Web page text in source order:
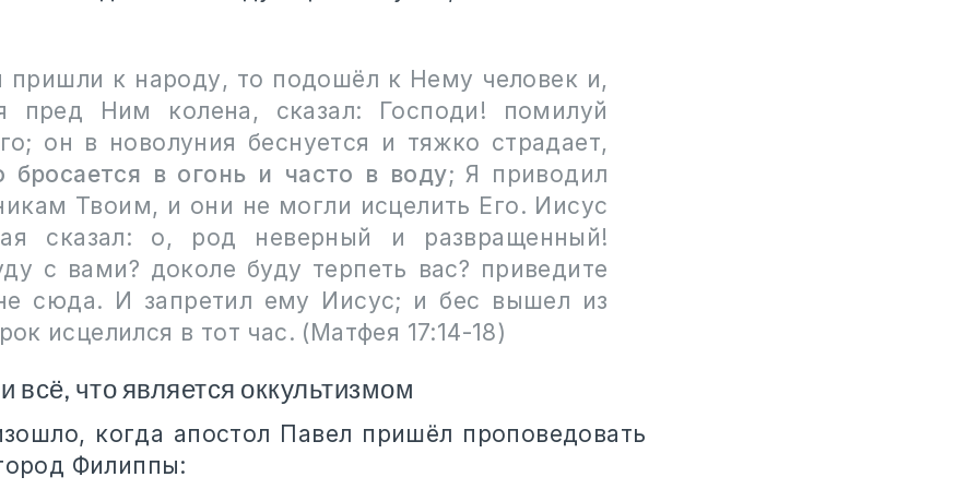
пришли к народу, то подошёл к Нему человек и,
пред Ним колена, сказал: Господи! помилуй
он в новолуния беснуется и тяжко страдает,
бросается в огонь и часто в воду; Я приводил
Твоим, и они не могли исцелить Его. Иисус
сказал: о, род неверный и развращенный!
с вами? доколе буду терпеть вас? приведите
сюда. И запретил ему Иисус; и бес вышел из
исцелился в тот час. (Матфея 17:14-18)
всё, что является оккультизмом
когда апостол Павел пришёл проповедовать
Филиппы: